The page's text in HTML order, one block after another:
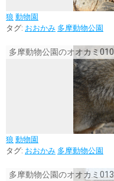
狼 動物園
タグ: おおかみ 多摩動物公園
多摩動物公園のオオカミ010
狼 動物園
タグ: おおかみ 多摩動物公園
多摩動物公園のオオカミ013